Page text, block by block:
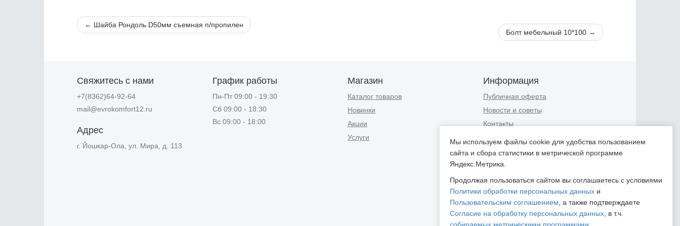
← Шайба Рондоль D50мм съемная п/пропилен
Болт мебельный 10*100 →
Свяжитесь с нами
+7(8362)64-92-64
mail@evrokomfort12.ru
Адрес
г. Йошкар-Ола, ул. Мира, д. 113
График работы
Пн-Пт 09:00 - 19:30
Сб 09:00 - 18:30
Вс 09:00 - 18:00
Магазин
Каталог товаров
Новинки
Акции
Услуги
Информация
Публичная оферта
Новости и советы
Контакты
персональных данных
Пользовательское соглашение
Согласие на обработку
персональных данных,
собираемых метрическими
Мы используем файлы cookie для удобства пользованием
сайта и сбора статистики в метрической программе
Яндекс.Метрика.
Продолжая пользоваться сайтом вы соглашаетесь с условиями
Политики обработки персональных данных и
Пользовательским соглашением , а также подтверждаете
Согласие на обработку персональных данных , в т.ч.